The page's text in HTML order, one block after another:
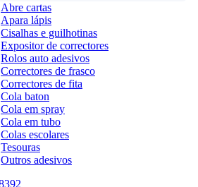
Abre cartas
Apara lápis
Cisalhas e guilhotinas
Expositor de correctores
Rolos auto adesivos
Correctores de frasco
Correctores de fita
Cola baton
Cola em spray
Cola em tubo
Colas escolares
Tesouras
Outros adesivos